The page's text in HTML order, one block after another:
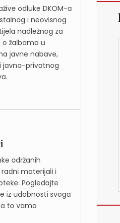
odluke DKOM-a
i neovisnog
nadležnog za
o žalbama u
javne nabave,
javno-privatnog
održanih
materijali i
Pogledajte
iz udobnosti svoga
to vama